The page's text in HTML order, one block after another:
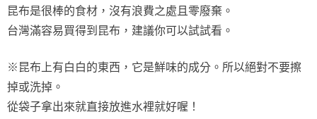
昆布是很棒的食材，沒有浪費之處且零廢棄。
台灣滿容易買得到昆布，建議你可以試試看。
※昆布上有白白的東西，它是鮮味的成分。所以絕對不要擦
掉或洗掉。
從袋子拿出來就直接放進水裡就好喔！